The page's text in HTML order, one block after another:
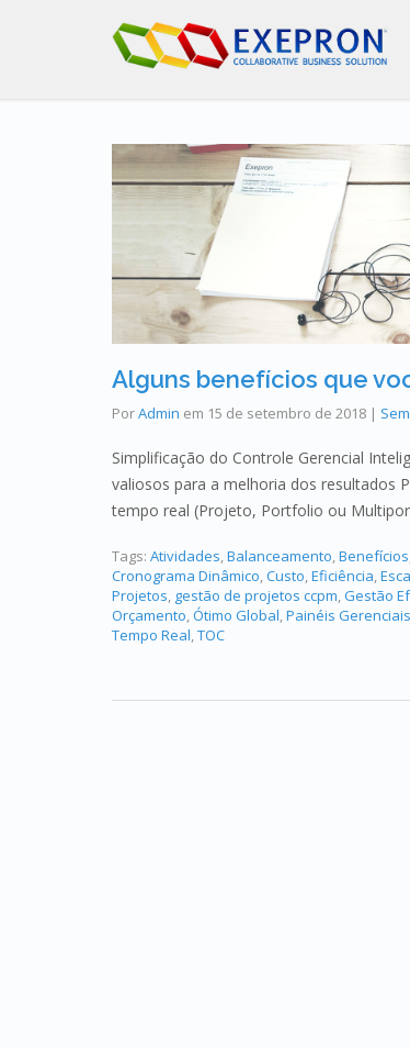
Alguns benefícios que
PorAdmin em 15 de setembro de 2018 |
Simplificação do Controle Gerencial
valiosos para a melhoria dos resultados
tempo real (Projeto, Portfolio ou
Tags: Atividades,Balanceamento,Benefícios
Cronograma Dinâmico,Custo,Eficiência,
Projetos, gestão de projetos ccpm,Gestão
Orçamento,Ótimo Global,Painéis Gerenciais
Tempo Real,TOC